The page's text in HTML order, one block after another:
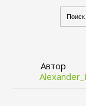
Автор